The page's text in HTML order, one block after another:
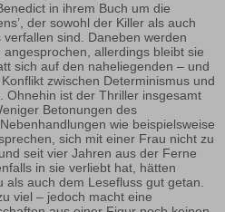
in ihrem Buch um die
der sowohl der Killer als auch
sind. Daneben werden
allerdings bleibt sie
sich auf den naheliegenden – und
zwischen Determinismus und
Ohnehin ist der Thriller insgesamt
Betonungen des
wie beispielsweise
sich mit einer Frau nicht zu
seit vier Jahren aus der Ferne
in sie verliebt hat, hätten
als auch dem Lesefluss gut getan.
viel – jedoch macht eine